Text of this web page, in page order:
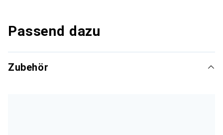
Passend dazu
Zubehör